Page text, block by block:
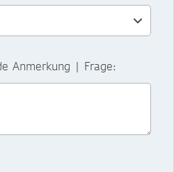
Anmerkung | Frage: